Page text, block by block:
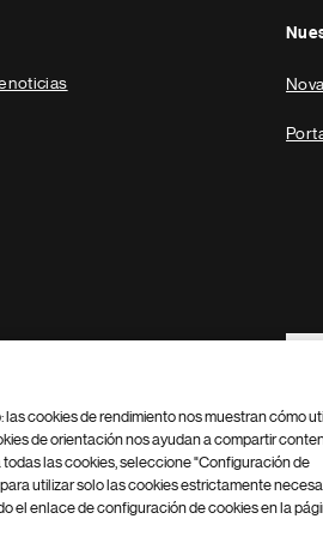
noticias
Configuración de cookies Mapa
cookies de rendimiento nos muestran cómo
de orientación nos ayudan a compartir
las cookies, seleccione "Configuración de
utilizar solo las cookies estrictamente
el enlace de configuración de cookies en la